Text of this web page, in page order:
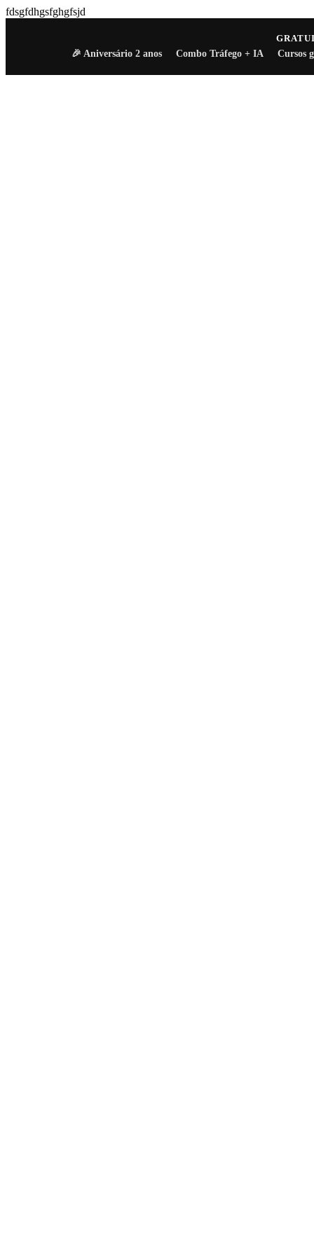
fdsgfdhgsfghgfsjd
🎉 Aniversário 2 anos Combo Tráfego + IA Cursos